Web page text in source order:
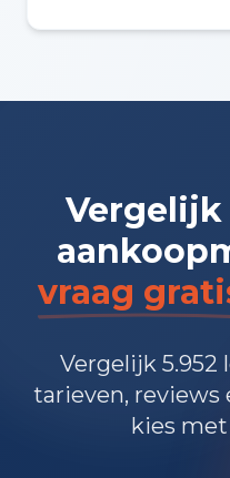
vraag
Vergelijk 5.952
tarieven, reviews
kies